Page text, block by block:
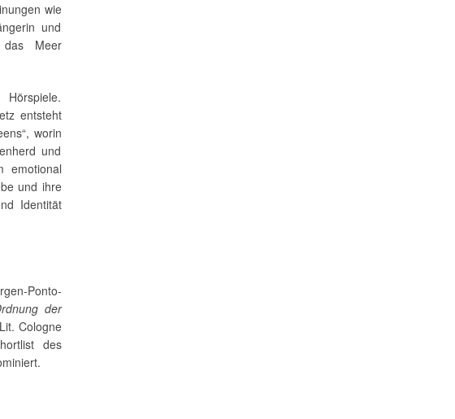
wie
und
Meer
entsteht
worin
und
emotional
und ihre
Identität
Ponto-
der
Cologne
des